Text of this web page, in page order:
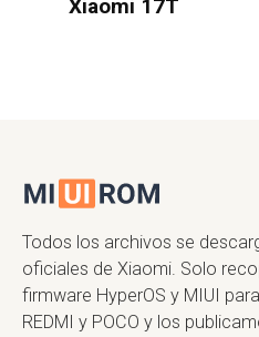
Xiaomi 17T
Todos los archivos se
oficiales de Xiaomi. Solo
firmware HyperOS y MIUI
REDMI y POCO y los